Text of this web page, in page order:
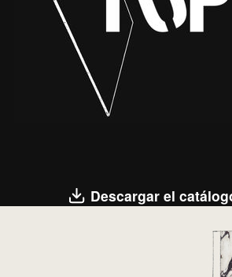
TODAS LAS COLECCIONES
BÚSQUEDA AVANZADA
Descargar el